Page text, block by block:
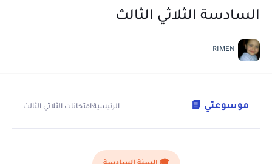
السادسة الثلاثي الثالث
RIMEN
موسوعتي 📘 الرئيسية·امتحانات الثلاثي الثالث